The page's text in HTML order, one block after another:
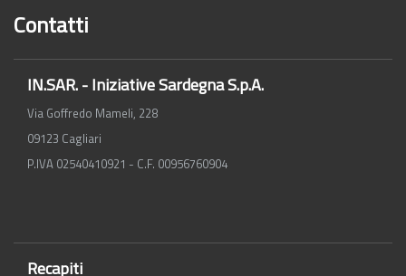
Contatti
IN.SAR. - Iniziative Sardegna S.p.A.
Via Goffredo Mameli, 228
09123 Cagliari
P.IVA 02540410921 - C.F. 00956760904
Recapiti